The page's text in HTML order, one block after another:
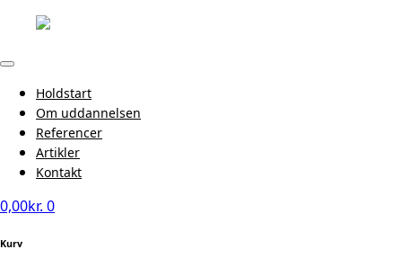
Holdstart
Om uddannelsen
Referencer
Artikler
Kontakt
0,00kr. 0
Kurv